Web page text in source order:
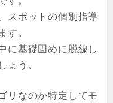
スポットの個別指導
す。
に基礎固めに脱線し
ょう。
リなのか特定してモ